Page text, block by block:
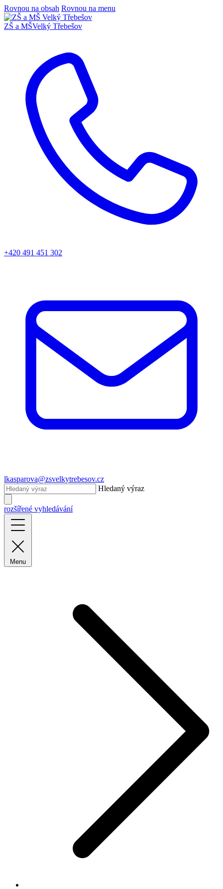
Rovnou na obsah Rovnou na menu
ZŠ a MŠVelký Třebešov
+420 491 451 302
lkasparova@zsvelkytrebesov.cz
Hledaný výraz
rozšířené vyhledávání
Menu